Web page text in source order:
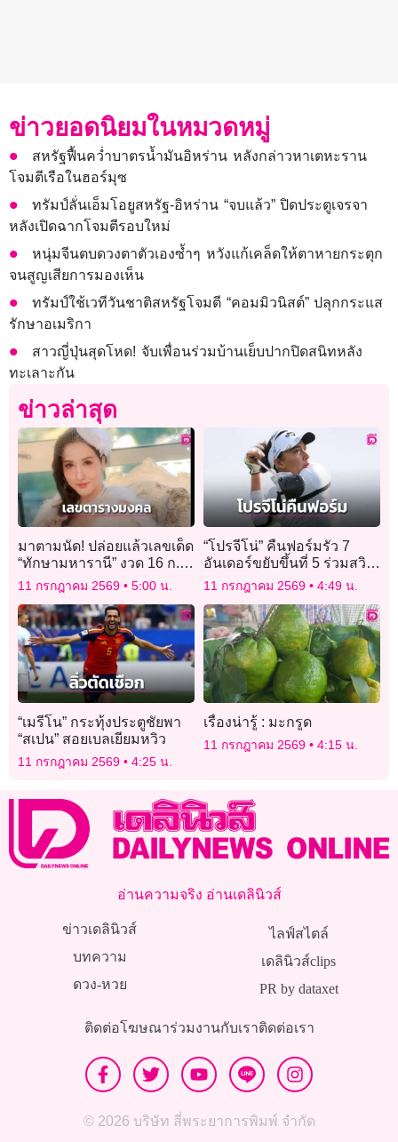
ข่าวยอดนิยมในหมวดหมู่
สหรัฐฟื้นคว่ำบาตรน้ำมันอิหร่าน หลังกล่าวหาเตหะราน
โจมตีเรือในฮอร์มุซ
ทรัมป์ลั่นเอ็มโอยูสหรัฐ-อิหร่าน “จบแล้ว” ปิดประตูเจรจา
หลังเปิดฉากโจมตีรอบใหม่
หนุ่มจีนตบดวงตาตัวเองซ้ำๆ หวังแก้เคล็ดให้ตาหายกระตุก
จนสูญเสียการมองเห็น
ทรัมป์ใช้เวทีวันชาติสหรัฐโจมตี “คอมมิวนิสต์” ปลุกกระแส
รักษาอเมริกา
สาวญี่ปุ่นสุดโหด! จับเพื่อนร่วมบ้านเย็บปากปิดสนิทหลัง
ทะเลาะกัน
ข่าวล่าสุด
มาตามนัด! ปล่อยแล้วเลขเด็ด
“ทักษามหารานี” งวด 16 ก.ค.
2569 คอหวยแห่ส่องตาราง
11 กรกฎาคม 2569 5:00 น.
“โปรจีโน่” คืนฟอร์มรัว 7
อันเดอร์ขยับขึ้นที่ 5 ร่วมสวิง
เอวิยอง
11 กรกฎาคม 2569 4:49 น.
“เมรีโน” กระทุ้งประตูชัยพา
“สเปน” สอยเบลเยียมหวิว
11 กรกฎาคม 2569 4:25 น.
เรื่องน่ารู้ : มะกรูด
11 กรกฎาคม 2569 4:15 น.
อ่านความจริง อ่านเดลินิวส์
ข่าวเดลินิวส์
บทความ
ดวง-หวย
ไลฟ์สไตล์
เดลินิวส์clips
PR by dataxet
ติดต่อโฆษณาร่วมงานกับเราติดต่อเรา
© 2026 บริษัท สี่พระยาการพิมพ์ จำกัด